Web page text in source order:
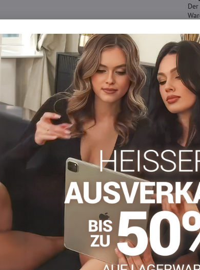
haben?
Zögern Sie
Beschreibung Bewertungen 0
mit großen, kräftigen Punkten gehört zu den
Outfit für wichtige Events. Schmücken Sie Ihre
Materialien gefertigt, die für Langlebigkeit und
betont zudem perfekt die Figur einer Frau.
sind, die nicht nur bequem und praktisch,
werden zu Ihrem Lieblingsaccessoire zu vielen